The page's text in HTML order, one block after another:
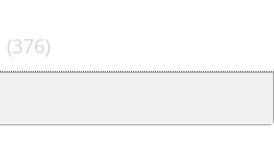
(376)